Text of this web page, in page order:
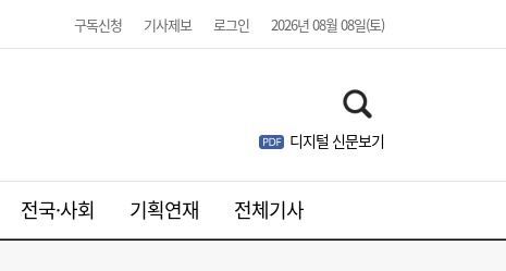
구독신청 기사제보 로그인 2026년 08월 08일(토)
디지털 신문보기
전국·사회 기획연재 전체기사